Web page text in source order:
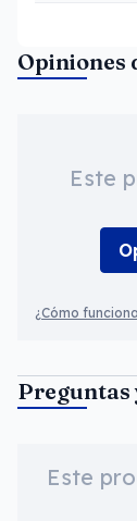
Opiniones
Este
¿Cómo
Preguntas
Este